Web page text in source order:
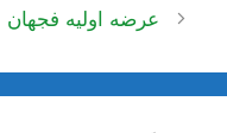
نوشته‌هاعرضه اولیه فجهان